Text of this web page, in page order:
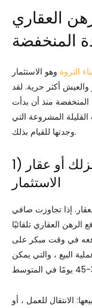
العقاري
المنخفضة
الثروة وهو الاستثمار
أكثر حرية. لقد
المنخفضة منذ أن بدأت
وهنا الأسباب القليلة المشروعة التي
وجدتها للقيام بذلك.
1) لم تعد ترغب في امتلاك منزلك أو عقار
الاستثمار
إذا تجاوزت صافي
العقاري تلقائيًا
في وقت مبكر على
البيع ، والتي يمكن
الانتقال للعمل ، أو